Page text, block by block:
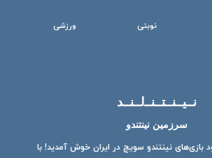
نوبتی ورزشی
نــیــنــتــنــ‌لــنــد
سرزمین نینتندو
بازی‌های نینتندو سویچ در ایران خوش آمدید! با